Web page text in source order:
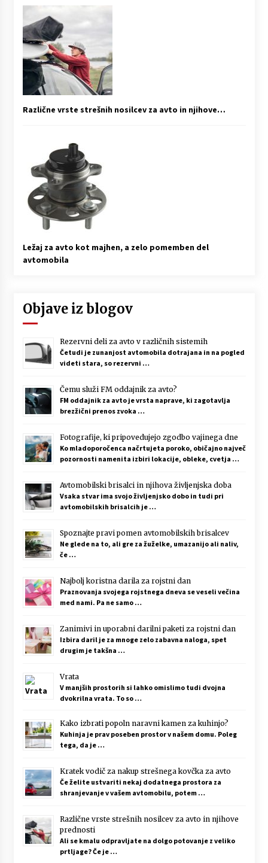
Različne vrste strešnih nosilcev za avto in njihove…
Ležaj za avto kot majhen, a zelo pomemben del
avtomobila
Objave iz blogov
Rezervni deli za avto v različnih sistemih
Četudi je zunanjost avtomobila dotrajana in na pogled
videti stara, so rezervni …
Čemu služi FM oddajnik za avto?
FM oddajnik za avto je vrsta naprave, ki zagotavlja
brezžični prenos zvoka …
Fotografije, ki pripovedujejo zgodbo vajinega dne
Ko mladoporočenca načrtujeta poroko, običajno največ
pozornosti namenita izbiri lokacije, obleke, cvetja …
Avtomobilski brisalci in njihova življenjska doba
Vsaka stvar ima svojo življenjsko dobo in tudi pri
avtomobilskih brisalcih je …
Spoznajte pravi pomen avtomobilskih brisalcev
Ne glede na to, ali gre za žuželke, umazanijo ali naliv,
če …
Najbolj koristna darila za rojstni dan
Praznovanja svojega rojstnega dneva se veseli večina
med nami. Pa ne samo …
Zanimivi in uporabni darilni paketi za rojstni dan
Izbira daril je za mnoge zelo zabavna naloga, spet
drugim je takšna …
Vrata
V manjših prostorih si lahko omislimo tudi dvojna
dvokrilna vrata. To so …
Kako izbrati popoln naravni kamen za kuhinjo?
Kuhinja je prav poseben prostor v našem domu. Poleg
tega, da je …
Kratek vodič za nakup strešnega kovčka za avto
Če želite ustvariti nekaj dodatnega prostora za
shranjevanje v vašem avtomobilu, potem …
Različne vrste strešnih nosilcev za avto in njihove
prednosti
Ali se kmalu odpravljate na dolgo potovanje z veliko
prtljage? Če je …